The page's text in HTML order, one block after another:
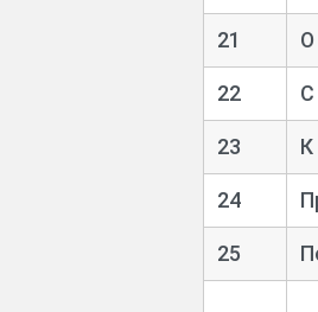
21 О
22 С
23 К
24
25